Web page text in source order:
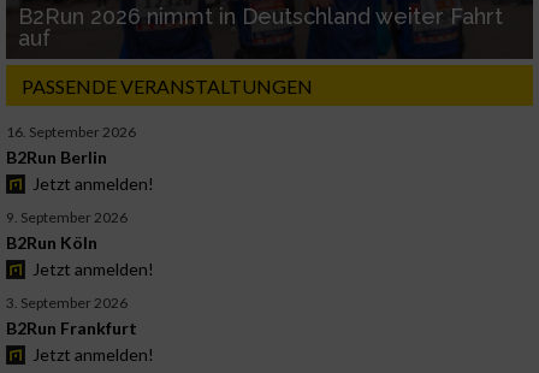
B2Run 2026 nimmt in Deutschland weiter Fahrt
auf
PASSENDE VERANSTALTUNGEN
16. September 2026
B2Run Berlin
Jetzt anmelden!
9. September 2026
B2Run Köln
Jetzt anmelden!
3. September 2026
B2Run Frankfurt
Jetzt anmelden!